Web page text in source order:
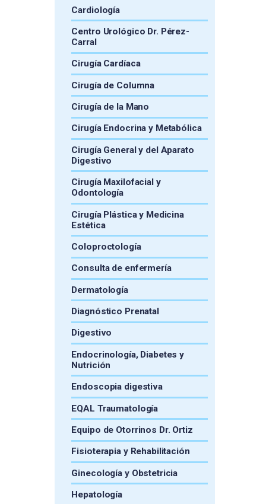
Cardiología
Centro Urológico Dr. Pérez-
Carral
Cirugía Cardíaca
Cirugía de Columna
Cirugía de la Mano
Cirugía Endocrina y Metabólica
Cirugía General y del Aparato
Digestivo
Cirugía Maxilofacial y
Odontología
Cirugía Plástica y Medicina
Estética
Coloproctología
Consulta de enfermería
Dermatología
Diagnóstico Prenatal
Digestivo
Endocrinología, Diabetes y
Nutrición
Endoscopia digestiva
EQAL Traumatología
Equipo de Otorrinos Dr. Ortiz
Fisioterapia y Rehabilitación
Ginecología y Obstetricia
Hepatología